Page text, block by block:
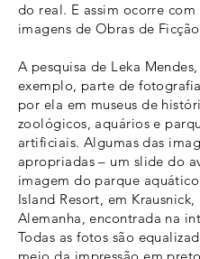
do real. E assim ocorre com
imagens de Obras de
A pesquisa de Leka
exemplo, parte de
por ela em museus de
zoológicos, aquários e
artificiais. Algumas das
apropriadas – um slide do
imagem do parque
Island Resort, em Krausnick,
Alemanha, encontrada na
Todas as fotos são